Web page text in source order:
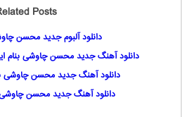
Posts:
دانلود آلبوم جدید محسن
دانلود آهنگ جدید محسن چاوشی بنام
دانلود آهنگ جدید محسن چاوشی
دانلود آهنگ جدید محسن چاوشی